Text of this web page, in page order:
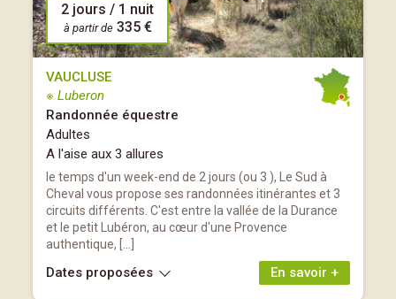
2 jours / 1 nuit
à partir de 335 €
VAUCLUSE
※ Luberon
Randonnée équestre
Adultes
A l'aise aux 3 allures
le temps d'un week-end de 2 jours (ou 3 ), Le Sud à
Cheval vous propose ses randonnées itinérantes et 3
circuits différents. C'est entre la vallée de la Durance
et le petit Lubéron, au cœur d'une Provence
authentique, […]
En savoir +
Dates proposées